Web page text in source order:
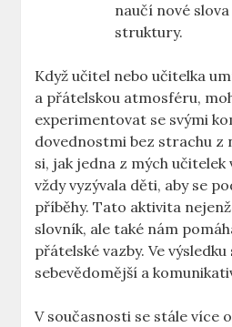
naučí ‍nové
⁢struktury.
Když učitel nebo učitelka
a přátelskou atmosféru,
experimentovat se ​svými
dovednostmi bez strachu z
si, jak‍ jedna z mých učitelek
vždy vyzývala děti, aby se
​příběhy. Tato ⁣aktivita
slovník, ⁢ale ⁣také nám
přátelské vazby. Ve
sebevědomější a
V současnosti se stále více